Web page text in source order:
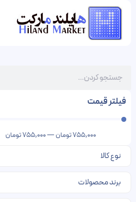
فیلتر قیمت
755,000تومان—
755,000تومان